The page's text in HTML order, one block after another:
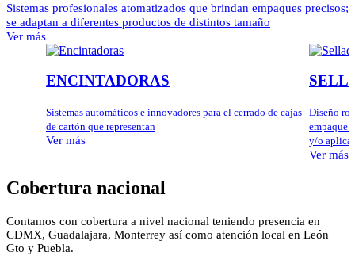
Sistemas profesionales atomatizados que brindan empaques precisos;
se adaptan a diferentes productos de distintos tamaño
Ver más
ENCINTADORAS
Sistemas automáticos e innovadores para el cerrado de cajas
de cartón que representan
Ver más
Diseño
empaque
y/o
Ver más
Cobertura nacional
Contamos con cobertura a nivel nacional teniendo presencia en
CDMX, Guadalajara, Monterrey así como atención local en León
Gto y Puebla.